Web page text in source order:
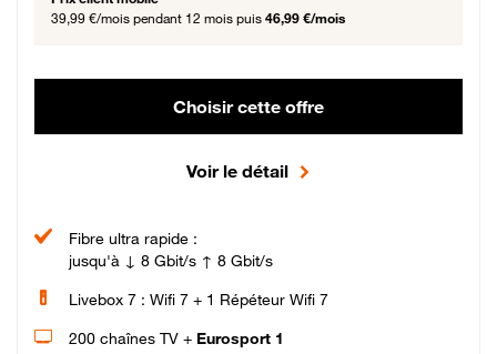
39,99 €/mois pendant 12 mois puis 46,99 €/mois
Choisir cette offre
Voir le détail
Fibre ultra rapide :
jusqu'à ↓ 8 Gbit/s ↑ 8 Gbit/s
Livebox 7 : Wifi 7 + 1 Répéteur Wifi 7
200 chaînes TV + Eurosport 1